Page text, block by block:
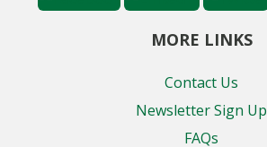
MORE LINKS
Contact Us
Newsletter Sign Up
FAQs